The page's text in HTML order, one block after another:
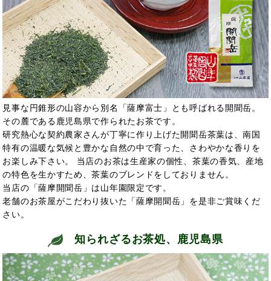
見事な円錐形の山容から別名「薩摩富士」とも呼ばれる開聞岳。
その麓である鹿児島県で作られたお茶です。
研究熱心な契約農家さんが丁寧に作り上げた開聞岳茶葉は、南国
特有の温暖な気候と豊かな自然の中で育った、さわやかな香りを
お楽しみ下さい。 当店のお茶は生産家の個性、茶葉の香気、産地
の特色を生かすため、茶葉のブレンドをしておりません。
当店の「薩摩開聞岳」は山年園限定です。
老舗のお茶屋がこだわり抜いた「薩摩開聞岳」を是非ご賞味くだ
さい。
知られざるお茶処、鹿児島県